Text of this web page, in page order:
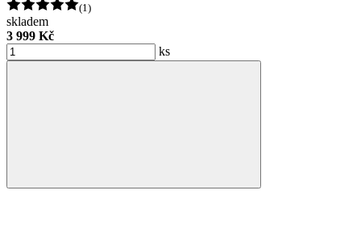
(1)
skladem
3 999 Kč
ks